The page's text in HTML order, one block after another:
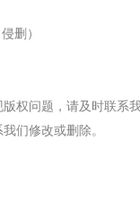
删）
权问题，请及时联
们修改或删除。